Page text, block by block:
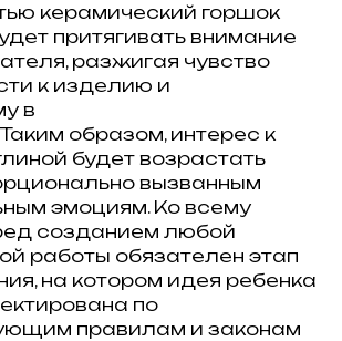
керамический горшок
притягивать внимание
разжигая чувство
к изделию и
в
Таким образом, интерес к
будет возрастать
вызванным
эмоциям. Ко всему
созданием любой
работы обязателен этап
на котором идея ребенка
по
правилам и законам